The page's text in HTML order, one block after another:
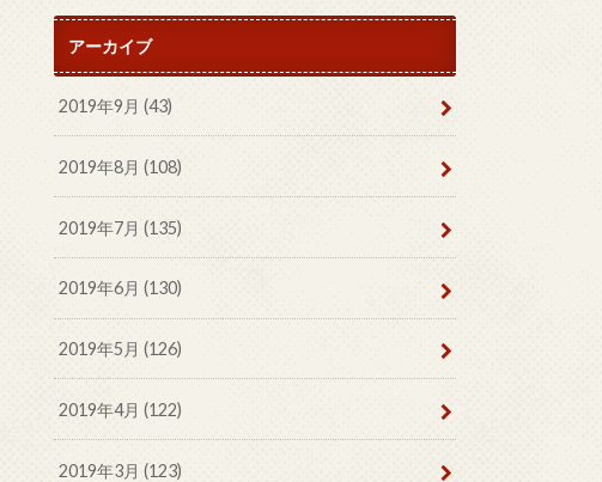
アーカイブ
2019年9月 (43)
2019年8月 (108)
2019年7月 (135)
2019年6月 (130)
2019年5月 (126)
2019年4月 (122)
2019年3月 (123)